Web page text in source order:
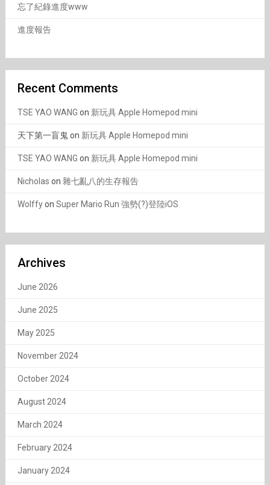
忘了紀錄進度www
進度報告
Recent Comments
TSE YAO WANG on 新玩具 Apple Homepod mini
天下第一盲鬼on 新玩具 Apple Homepod mini
TSE YAO WANG on 新玩具 Apple Homepod mini
Nicholas on 雜七亂八的生存報告
Wolffyon Super Mario Run 強勢(?)登陸iOS
Archives
June 2026
June 2025
May 2025
November 2024
October 2024
August 2024
March 2024
February 2024
January 2024